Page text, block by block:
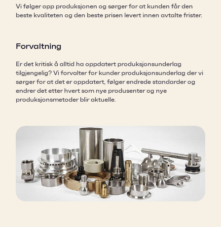
Vi følger opp produksjonen og sørger for at kunden får den
beste kvaliteten og den beste prisen levert innen avtalte frister.
Forvaltning
Er det kritisk å alltid ha oppdatert produksjonsunderlag
tilgjengelig? Vi forvalter for kunder produksjonsunderlag der vi
sørger for at det er oppdatert, følger endrede standarder og
endrer det etter hvert som nye produsenter og nye
produksjonsmetoder blir aktuelle.